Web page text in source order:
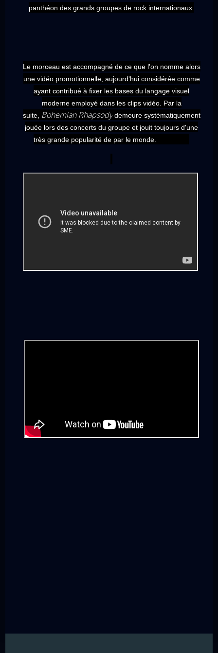
panthéon des grands groupes de rock internationaux.
Le morceau est accompagné de ce que l'on nomme alors
une vidéo promotionnelle, aujourd'hui considérée comme
ayant contribué à fixer les bases du langage visuel
moderne employé dans les clips vidéo. Par la
suite, Bohemian Rhapsodydemeure systématiquement
jouée lors des concerts du groupe et jouit toujours d'une
très grande popularité de par le monde.